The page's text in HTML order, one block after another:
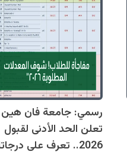
رسمي: جامعة فان هين
تعلن الحد الأدنى لقبول
2026.. تعرف على